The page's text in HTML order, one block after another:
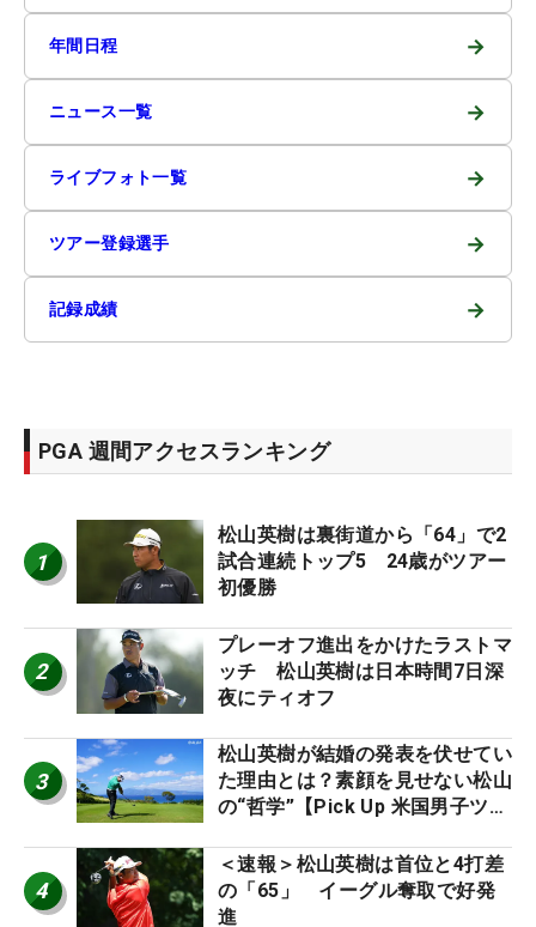
年間日程 →
ニュース一覧 →
ライブフォト一覧 →
ツアー登録選手 →
記録成績 →
PGA 週間アクセスランキング
1
松山英樹は裏街道から「64」で2
試合連続トップ5 24歳がツアー
初優勝
2
プレーオフ進出をかけたラストマ
ッチ 松山英樹は日本時間7日深
夜にティオフ
3
松山英樹が結婚の発表を伏せてい
た理由とは？素顔を見せない松山
の“哲学”【Pick Up 米国男子ツア
4
＜速報＞松山英樹は首位と4打差
の「65」 イーグル奪取で好発
進